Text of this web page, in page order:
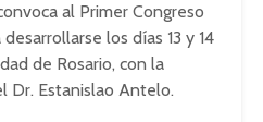
al Primer Congreso
los días 13 y 14
de Rosario, con la
Dr. Estanislao Antelo.